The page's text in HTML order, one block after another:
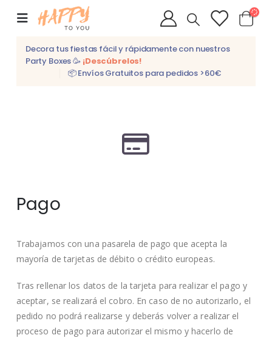
Decora tus fiestas fácil y rápidamente con nuestros
Party Boxes 🥳 ¡Descúbrelos!
📦 Envíos Gratuitos para pedidos >60€
Pago
Trabajamos con una pasarela de pago que acepta la
mayoría de tarjetas de débito o crédito europeas.
Tras rellenar los datos de la tarjeta para realizar el pago y
aceptar, se realizará el cobro. En caso de no autorizarlo, el
pedido no podrá realizarse y deberás volver a realizar el
proceso de pago para autorizar el mismo y hacerlo de